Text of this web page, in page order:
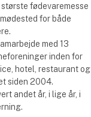
fødevaremesse
for både
med 13
inden for
hotel, restaurant og
siden 2004.
andet år, i lige år, i